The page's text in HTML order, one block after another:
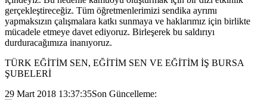
gerçekleştireceğiz. Tüm öğretmenlerimizi sendika ayrımı
yapmaksızın çalışmalara katkı sunmaya ve haklarımız için birlikte
mücadele etmeye davet ediyoruz. Birleşerek bu saldırıyı
durduracağımıza inanıyoruz.
TÜRK EĞİTİM SEN, EĞİTİM SEN VE EĞİTİM İŞ BURSA
ŞUBELERİ
29 Mart 2018 13:37:35Son Güncelleme: